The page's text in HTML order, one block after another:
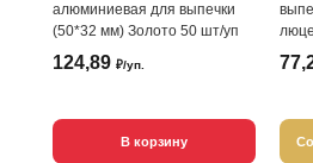
алюминиевая для выпечки
(50*32 мм) Золото 50 шт/уп
124,89 ₽/уп.
В корзину